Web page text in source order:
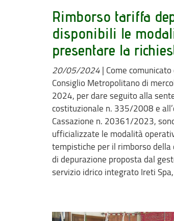
Rimborso tariffa
disponibili le
presentare la
20/05/2024 | Come
Consiglio Metropolitano di
2024, per dare seguito alla
costituzionale n. 335/2008 e
Cassazione n. 20361/2023,
ufficializzate le modalità
tempistiche per il rimborso
di depurazione proposta dal
servizio idrico integrato Ireti